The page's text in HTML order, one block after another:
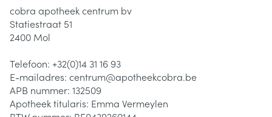
cobra apotheek centrum bv
Statiestraat 51
2400 Mol
Telefoon: +32(0)14 31 16 93
E-mailadres: centrum@apotheekcobra.be
APB nummer: 132509
Apotheek titularis: Emma Vermeylen